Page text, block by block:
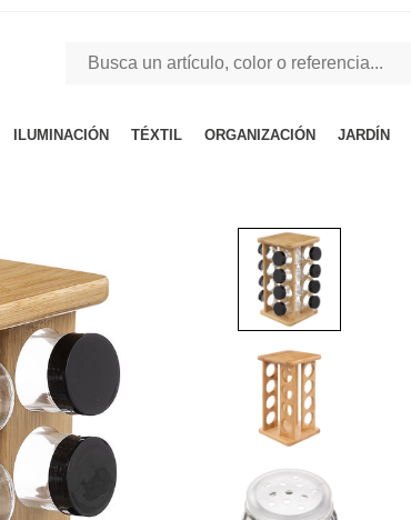
ILUMINACIÓN TÉXTIL ORGANIZACIÓN JARDÍN